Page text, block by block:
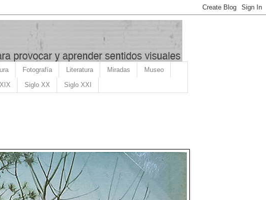
Fotografía Literatura Miradas Museo
Siglo XX Siglo XXI